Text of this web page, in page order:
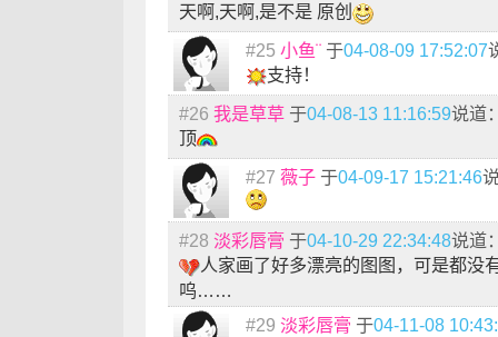
天啊,天啊,是不是 原创
#25 小鱼¨ 于04-08-09 17:52:07
支持！
#26 我是草草 于04-08-13 11:16:59说道
顶
#27 薇子 于04-09-17 15:21:46
#28 淡彩唇膏 于04-10-29 22:34:48说道
人家画了好多漂亮的图图，可是都没
呜……
#29 淡彩唇膏 于04-11-08